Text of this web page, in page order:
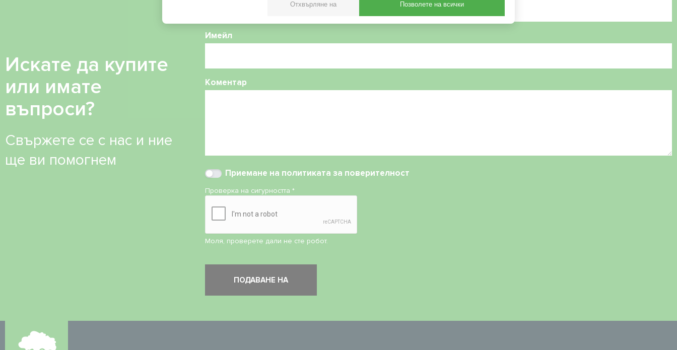
Искате да купите
или имате
въпроси?
Свържете се с нас и ние
ще ви помогнем
Имейл
Коментар
Приемане на политиката за поверителност
Проверка на сигурността*
Моля, проверете дали не сте робот.
Отхвърляне на Позволете на всички